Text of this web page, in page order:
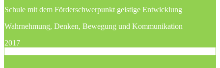
Schule mit dem Förderschwerpunkt geistige Entwicklung
Wahrnehmung, Denken, Bewegung und Kommunikation
2017